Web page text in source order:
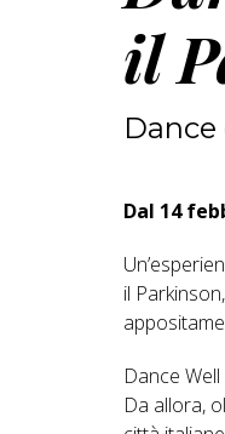
il
Dal 14
il
Dance
Da allora,